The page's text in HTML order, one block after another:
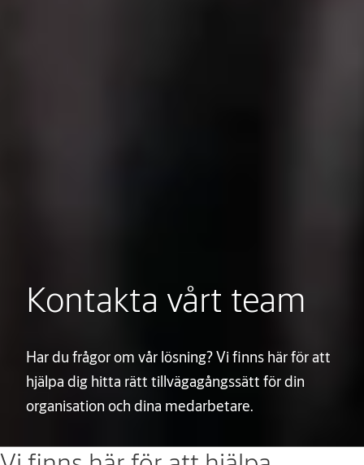
Kontakta vårt team
Har du frågor om vår lösning? Vi finns här för att
hjälpa dig hitta rätt tillvägagångssätt för din
organisation och dina medarbetare.